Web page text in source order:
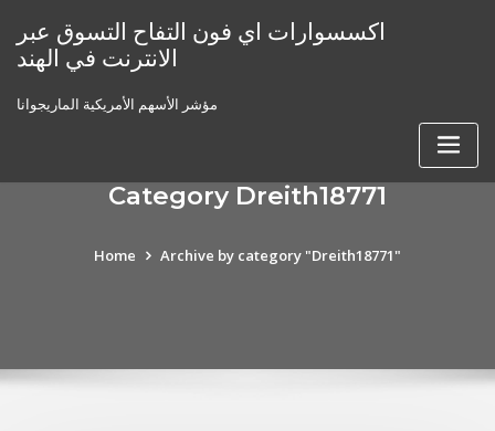
content
اكسسوارات اي فون التفاح التسوق عبر
الانترنت في الهند
مؤشر الأسهم الأمريكية الماريجوانا
Category Dreith18771
Home Archive by category "Dreith18771"